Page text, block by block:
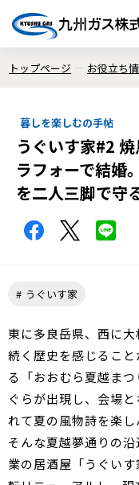
トップページ お役立ち
暮しを楽しむの手帖
うぐいす家#2
ラフォーで結婚
を二人三脚で守
うぐいす家
東に多良岳県、西に
続く歴史を感じるこ
る「おおむら夏越ま
ぐらが出現し、会場
れて夏の風物詩を楽し
そんな夏越夢通りの
業の居酒屋「うぐい